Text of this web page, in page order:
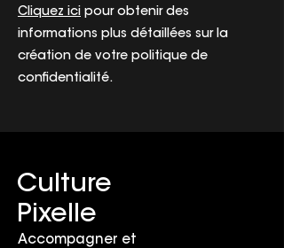
Cliquez ici pour obtenir des
informations plus détaillées sur la
création de votre politique de
confidentialité.
Culture
Pixelle
Accompagner et